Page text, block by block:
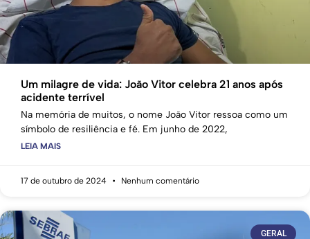
Um milagre de vida: João Vitor celebra 21 anos após
acidente terrível
Na memória de muitos, o nome João Vitor ressoa como um
símbolo de resiliência e fé. Em junho de 2022,
LEIA MAIS
17 de outubro de 2024 Nenhum comentário
GERAL